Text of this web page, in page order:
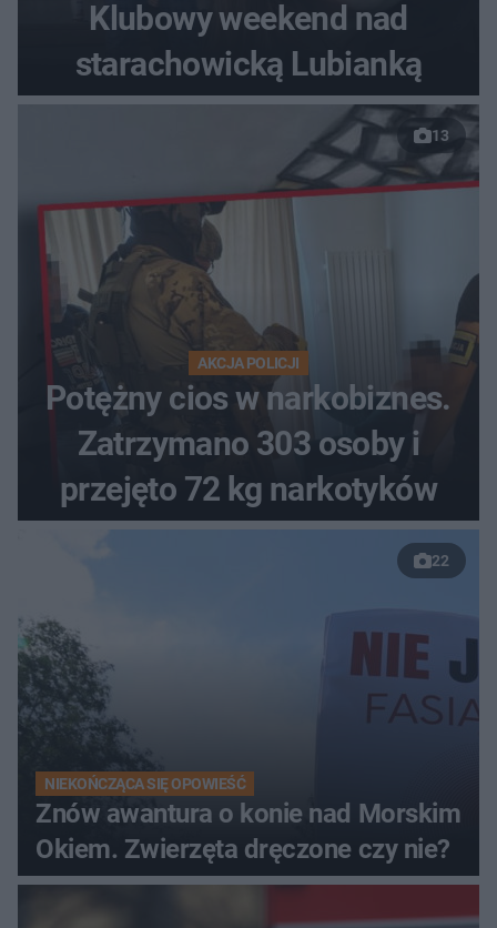
Klubowy weekend nad
starachowicką Lubianką
13
AKCJA POLICJI
Potężny cios w narkobiznes.
Zatrzymano 303 osoby i
przejęto 72 kg narkotyków
22
NIEKOŃCZĄCA SIĘ OPOWIEŚĆ
Znów awantura o konie nad Morskim
Okiem. Zwierzęta dręczone czy nie?